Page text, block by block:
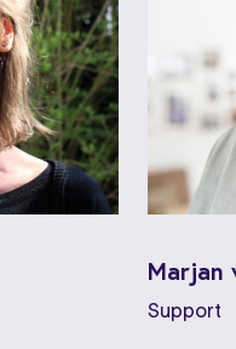
Marjan
Support